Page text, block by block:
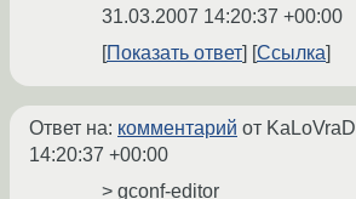
31.03.2007 14:20:37 +00:00
Показать ответ
Ссылка
Ответ на: комментарий от KaLoVraD
14:20:37 +00:00
> gconf-editor